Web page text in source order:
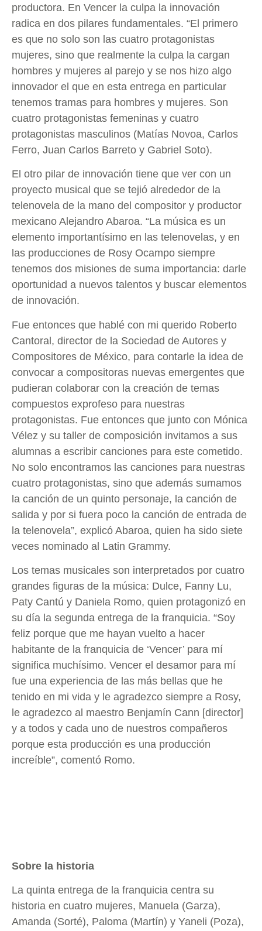
productora. En Vencer la culpa la innovación
radica en dos pilares fundamentales. “El primero
es que no solo son las cuatro protagonistas
mujeres, sino que realmente la culpa la cargan
hombres y mujeres al parejo y se nos hizo algo
innovador el que en esta entrega en particular
tenemos tramas para hombres y mujeres. Son
cuatro protagonistas femeninas y cuatro
protagonistas masculinos (Matías Novoa, Carlos
Ferro, Juan Carlos Barreto y Gabriel Soto).
El otro pilar de innovación tiene que ver con un
proyecto musical que se tejió alrededor de la
telenovela de la mano del compositor y productor
mexicano Alejandro Abaroa. “La música es un
elemento importantísimo en las telenovelas, y en
las producciones de Rosy Ocampo siempre
tenemos dos misiones de suma importancia: darle
oportunidad a nuevos talentos y buscar elementos
de innovación.
Fue entonces que hablé con mi querido Roberto
Cantoral, director de la Sociedad de Autores y
Compositores de México, para contarle la idea de
convocar a compositoras nuevas emergentes que
pudieran colaborar con la creación de temas
compuestos exprofeso para nuestras
protagonistas. Fue entonces que junto con Mónica
Vélez y su taller de composición invitamos a sus
alumnas a escribir canciones para este cometido.
No solo encontramos las canciones para nuestras
cuatro protagonistas, sino que además sumamos
la canción de un quinto personaje, la canción de
salida y por si fuera poco la canción de entrada de
la telenovela”, explicó Abaroa, quien ha sido siete
veces nominado al Latin Grammy.
Los temas musicales son interpretados por cuatro
grandes figuras de la música: Dulce, Fanny Lu,
Paty Cantú y Daniela Romo, quien protagonizó en
su día la segunda entrega de la franquicia. “Soy
feliz porque que me hayan vuelto a hacer
habitante de la franquicia de ‘Vencer’ para mí
significa muchísimo. Vencer el desamor para mí
fue una experiencia de las más bellas que he
tenido en mi vida y le agradezco siempre a Rosy,
le agradezco al maestro Benjamín Cann [director]
y a todos y cada uno de nuestros compañeros
porque esta producción es una producción
increíble”, comentó Romo.
Sobre la historia
La quinta entrega de la franquicia centra su
historia en cuatro mujeres, Manuela (Garza),
Amanda (Sorté), Paloma (Martín) y Yaneli (Poza),